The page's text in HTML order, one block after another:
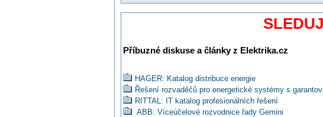
Příbuzné diskuse a články z Elektrika.cz
HAGER: Katalog distribuce energie
Řešení rozvaděčů pro energetické systémy s
RITTAL: IT katalog profesionálních řešení
ABB: Víceúčelové rozvodnice řady Gemini